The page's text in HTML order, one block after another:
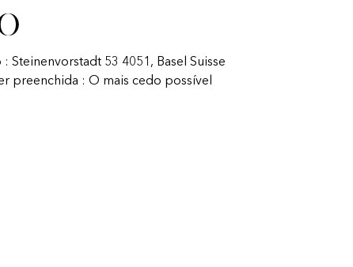
: Steinenvorstadt 53 4051, Basel Suisse
preenchida : O mais cedo possível